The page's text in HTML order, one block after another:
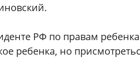
РФ по правам ребенка
ребенка, но